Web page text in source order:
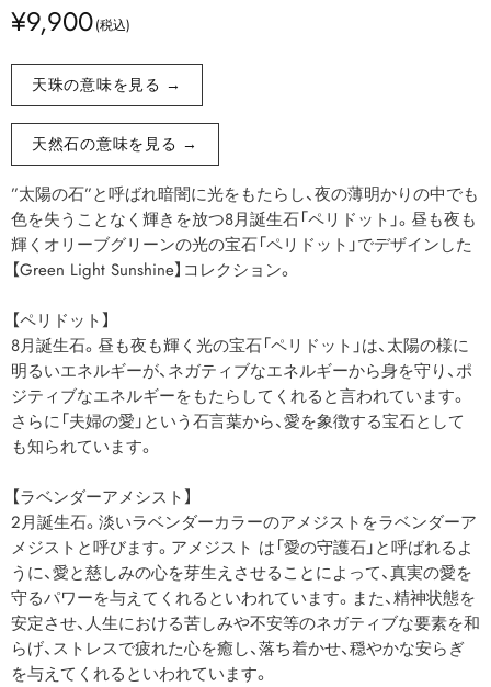
¥9,900
天珠の意味を見る →
天然石の意味を見る →
”太陽の石”と呼ばれ暗闇に光をもたらし、夜の薄明かりの中でも
色を失うことなく輝きを放つ8月誕生石「ペリドット」。昼も夜も
輝くオリーブグリーンの光の宝石「ペリドット」でデザインした
【Green Light Sunshine】コレクション。
【ペリドット】
8月誕生石。昼も夜も輝く光の宝石「ペリドット」は、太陽の様に
明るいエネルギーが、ネガティブなエネルギーから身を守り、ポ
ジティブなエネルギーをもたらしてくれると言われています。
さらに「夫婦の愛」という石言葉から、愛を象徴する宝石として
も知られています。
【ラベンダーアメシスト】
2月誕生石。淡いラベンダーカラーのアメジストをラベンダーア
メジストと呼びます。アメジスト は「愛の守護石」と呼ばれるよ
うに、愛と慈しみの心を芽生えさせることによって、真実の愛を
守るパワーを与えてくれるといわれています。また、精神状態を
安定させ、人生における苦しみや不安等のネガティブな要素を和
らげ、ストレスで疲れた心を癒し、落ち着かせ、穏やかな安らぎ
を与えてくれるといわれています。